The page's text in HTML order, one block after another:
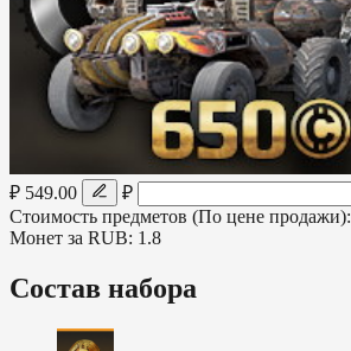
₽ 549.00
₽
Стоимость предметов (По цене продажи):
Монет за RUB: 1.8
Состав набора